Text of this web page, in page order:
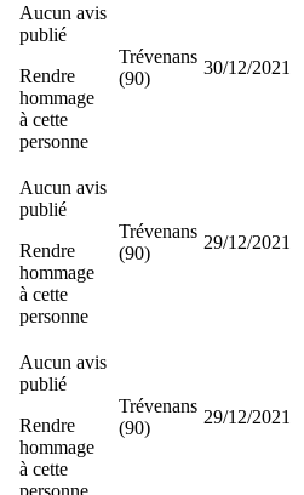
Aucun avis
publié
Rendre
hommage
à cette
personne
Trévenans
(90)
30/12/2021
Aucun avis
publié
Rendre
hommage
à cette
personne
Trévenans
(90)
29/12/2021
Aucun avis
publié
Rendre
hommage
à cette
personne
Trévenans
(90)
29/12/2021